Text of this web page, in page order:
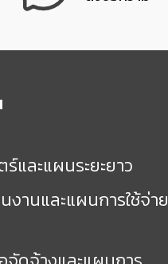
และแผนระยะยาว
งานและแผนการใช้จ่าย